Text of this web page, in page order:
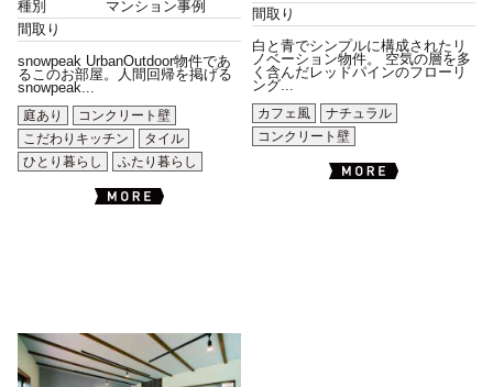
種別
マンション事例
間取り
snowpeak UrbanOutdoor物件であ
るこのお部屋。人間回帰を掲げる
snowpeak...
庭あり
コンクリート壁
こだわりキッチン
タイル
ひとり暮らし
ふたり暮らし
間取り
白と青でシンプルに構成されたリ
ノベーション物件。 空気の層を多
く含んだレッドパインのフローリ
ング...
カフェ風
ナチュラル
コンクリート壁